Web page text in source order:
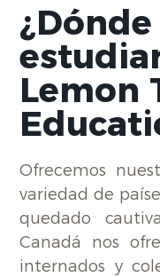
Lemon
Ofrecemos
variedad de
quedado
Canadá nos
internados y